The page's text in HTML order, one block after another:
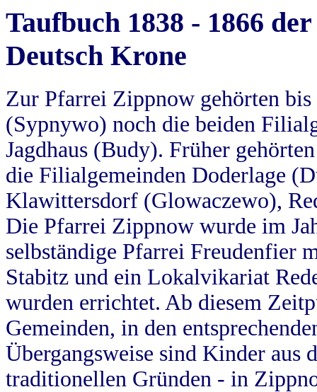
Taufbuch 1838 - 1866
Deutsch Krone
Zur Pfarrei Zippnow gehörten
(Sypnywo) noch die beiden
Jagdhaus (Budy). Früher
die Filialgemeinden Doderlage
Klawittersdorf (Glowaczewo),
Die Pfarrei Zippnow wurde im
selbständige Pfarrei Freudenfier
Stabitz und ein Lokalvikariat
wurden errichtet. Ab diesem
Gemeinden, in den
Übergangsweise sind Kinder aus
traditionellen Gründen - in